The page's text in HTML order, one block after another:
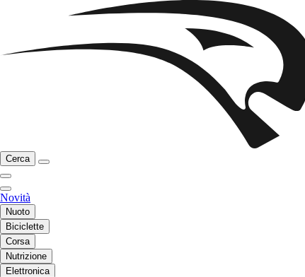
Cerca
Novità
Nuoto
Biciclette
Corsa
Nutrizione
Elettronica